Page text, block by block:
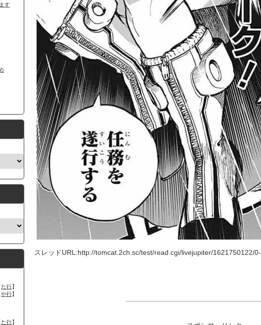
スレッドURL:http://tomcat.2ch.sc/test/read.cgi/livejupiter/1621750122/0-
す
た行】
や行】
た行】